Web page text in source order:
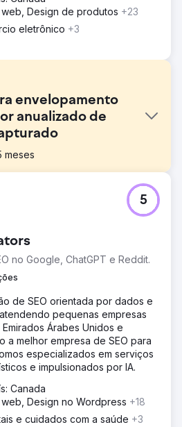
Design de produtos +23
eletrônico +3
envelopamento
anualizado de
meses
de envelopamento de veículos
RIP e a potencial economia de
proporciona. Isso dificulta o
B2B (empresas de
fora de conferências.
a exposição a todo o mercado
de uma maneira confiável
alvo. Segmentar apenas
do funil não geraria volume
funil, as palavras-chave
volume de buscas.
focada no ciclo de vida do
enfrentados pelas
de veículos e o que seus
nessas situações. Criamos
de conscientização do
no Google, ChatGPT e Reddit.
5
de SEO orientada por dados e
pequenas empresas
Árabes Unidos e
a melhor empresa de SEO para
especializados em serviços
e impulsionados por IA.
Canada
Design no Wordpress +18
e cuidados com a saúde +3